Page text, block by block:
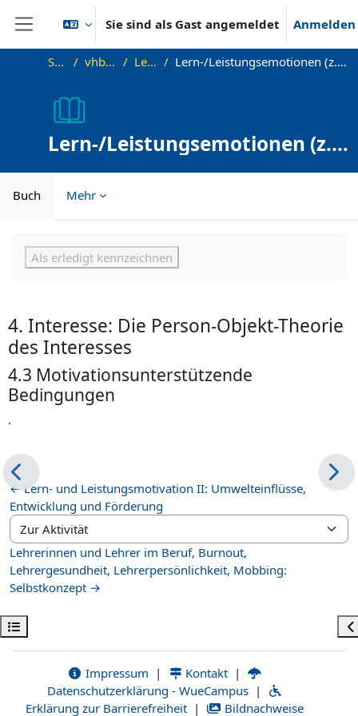
Website-Übersicht
Sie sind als Gast angemeldet Anmelden
Kursindex öffnen
Startseite vhb-DiffPsy-Demo Lehreinheit 11 Lern-/Leistungsemotionen (z.B. Lernfreude und Prüfungsangst), Neugier und Interesse
Lern-/Leistungsemotionen (z.B.
Lernfreude und
Prüfungsangst), Neugier und
Interesse
Buch Mehr
Als erledigt kennzeichnen
4. Interesse: Die Person-Objekt-Theorie
des Interesses
4.3 Motivationsunterstützende
Bedingungen
.
← Lern- und Leistungsmotivation II: Umwelteinflüsse,
Entwicklung und Förderung
Zur Aktivität
Lehrerinnen und Lehrer im Beruf, Burnout,
Lehrergesundheit, Lehrerpersönlichkeit, Mobbing:
Selbstkonzept →
Impressum | Kontakt |
Datenschutzerklärung - WueCampus |
Erklärung zur Barrierefreiheit | Bildnachweise